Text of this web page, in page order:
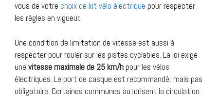
vous de votre choix de kit vélo électrique pour respecter
les règles en vigueur.
Une condition de limitation de vitesse est aussi à
respecter pour rouler sur les pistes cyclables. La loi exige
une vitesse maximale de 25 km/h pour les vélos
électriques. Le port de casque est recommandé, mais pas
obligatoire. Certaines communes autorisent la circulation